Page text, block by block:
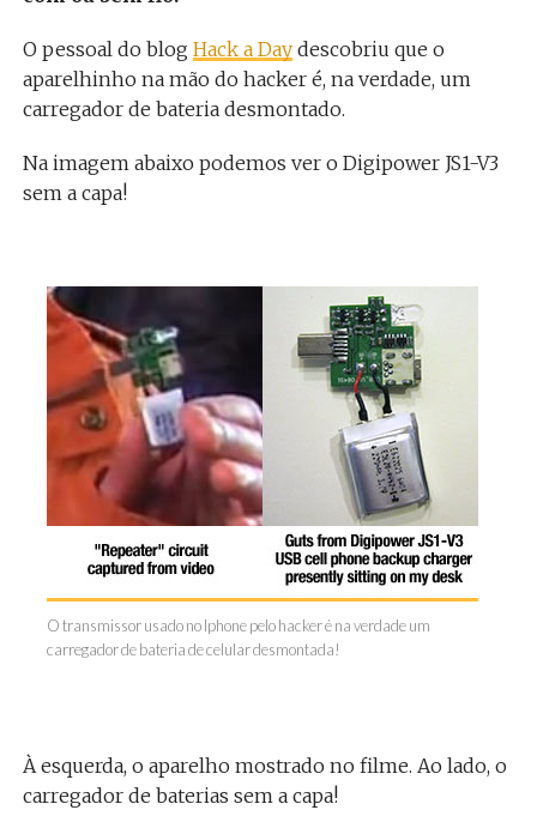
O pessoal do blog Hack a Daydescobriu que o
aparelhinho na mão do hacker é, na verdade, um
carregador de bateria desmontado.
Na imagem abaixo podemos ver o Digipower JS1-V3
sem a capa!
O transmissor usado no Iphone pelo hacker é na verdade um
carregador de bateria de celular desmontada!
À esquerda, o aparelho mostrado no filme. Ao lado, o
carregador de baterias sem a capa!